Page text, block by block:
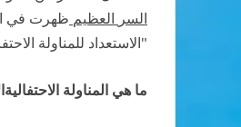
السر العظيم ظهرت في
"الاستعداد للمناولة
ما هي المناولة